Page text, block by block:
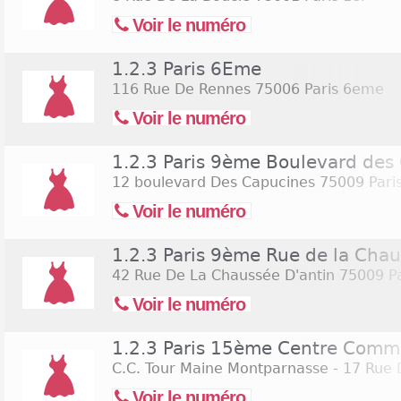
Voir le numéro
1.2.3 Paris 6Eme
116 Rue De Rennes 75006 Paris 6eme
Voir le numéro
1.2.3 Paris 9ème Boulevard des
12 boulevard Des Capucines 75009
Voir le numéro
1.2.3 Paris 9ème Rue de la
42 Rue De La Chaussée D'antin 75009
Voir le numéro
1.2.3 Paris 15ème Centre
C.C. Tour Maine Montparnasse - 17 Rue